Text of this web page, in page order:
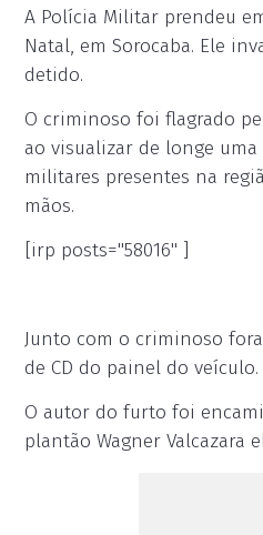
A Polícia Militar prendeu
Natal, em Sorocaba. Ele
detido.
O criminoso foi flagrado
ao visualizar de longe
militares presentes na
mãos.
[irp posts="58016" ]
Junto com o criminoso
de CD do painel do veículo.
O autor do furto foi
plantão Wagner Valcazara